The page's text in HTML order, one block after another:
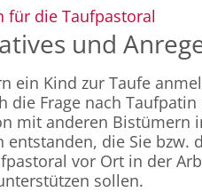
für die Taufpastoral
und
ein Kind zur Taufe
die Frage nach
mit anderen Bistümern
entstanden, die Sie bzw.
vor Ort in der
sollen.